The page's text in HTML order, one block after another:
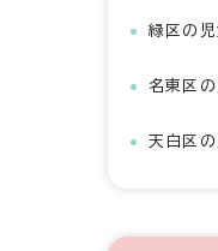
緑区の
名東区
天白区